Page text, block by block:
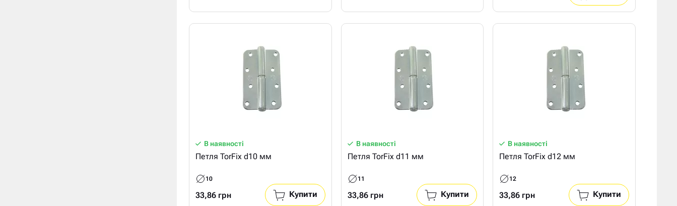
В наявності
Петля TorFix d10 мм
10
33,86 грн Купити
В наявності
Петля TorFix d11 мм
11
33,86 грн Купити
В наявності
Петля TorFix d12 мм
12
33,86 грн Купити